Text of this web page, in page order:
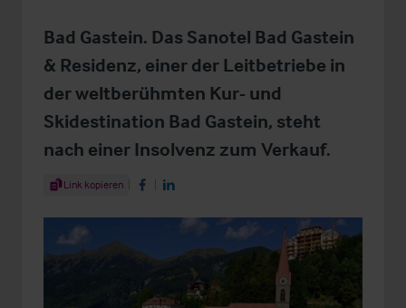
Bad Gastein. Das Sanotel Bad Gastein
& Residenz, einer der Leitbetriebe in
der weltberühmten Kur- und
Skidestination Bad Gastein, steht
nach einer Insolvenz zum Verkauf.
Share Article
Link kopieren Share on Facebook
Share on LinkedIn